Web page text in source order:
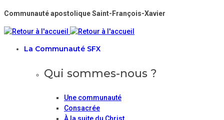
Communauté apostolique Saint-François-Xavier
La Communauté SFX
Qui sommes-nous ?
Une communauté
Consacrée